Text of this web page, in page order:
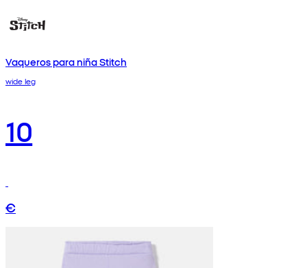
Vaqueros para niña Stitch
wide leg
10
€